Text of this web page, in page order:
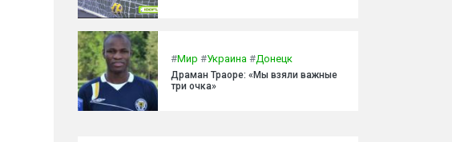
#Мир #Украина #Донецк
Драман Траоре: «Мы взяли важные
три очка»